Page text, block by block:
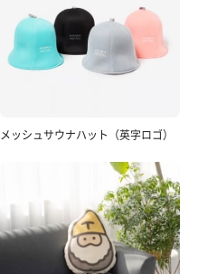
メッシュサウナハット（英字ロゴ）